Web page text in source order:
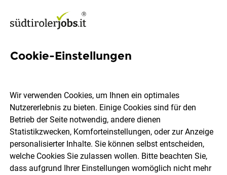
Tischler/in (m/w/d)
Rund
Leifers Vollzeit 02.08.2026
Cookie-Einstellungen
Wir verwenden Cookies, um Ihnen ein optimales
Nutzererlebnis zu bieten. Einige Cookies sind für den
Betrieb der Seite notwendig, andere dienen
Statistikzwecken, Komforteinstellungen, oder zur Anzeige
personalisierter Inhalte. Sie können selbst entscheiden,
welche Cookies Sie zulassen wollen. Bitte beachten Sie,
dass aufgrund Ihrer Einstellungen womöglich nicht mehr